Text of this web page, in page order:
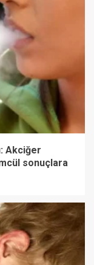
Akciğer
sonuçlara